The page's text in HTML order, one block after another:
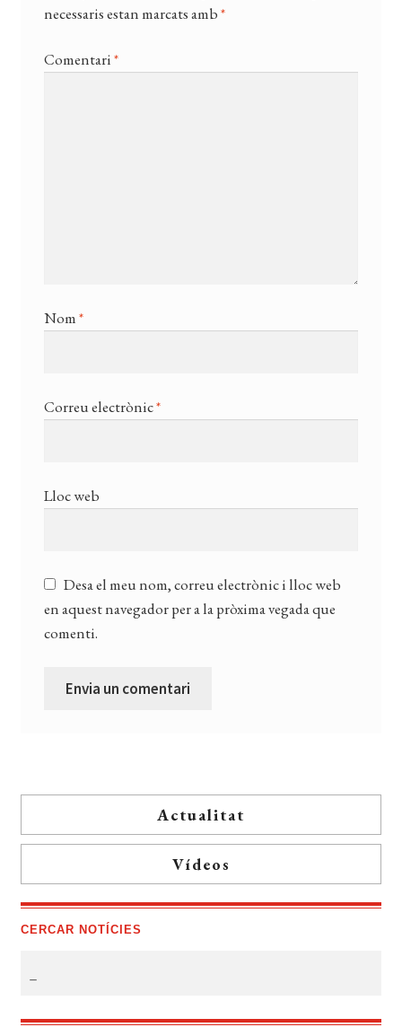
necessaris estan marcats amb*
Comentari*
Nom*
Correu electrònic*
Lloc web
Desa el meu nom, correu electrònic i lloc web
en aquest navegador per a la pròxima vegada que
comenti.
Actualitat
Vídeos
CERCAR NOTÍCIES